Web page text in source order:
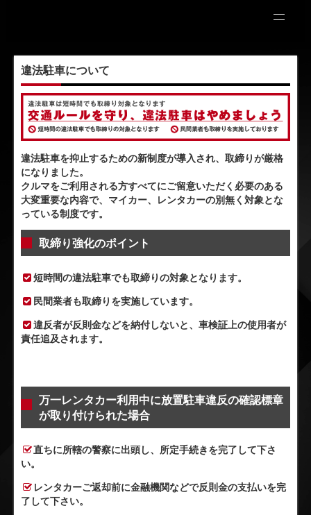
違法駐車について
違法駐車を抑止するための新制度が導入され、取締りが厳格
になりました。
クルマをご利用される方すべてにご留意いただく必要のある
大変重要な内容で、マイカー、レンタカーの別無く対象とな
っている制度です。
取締り強化のポイント
短時間の違法駐車でも取締りの対象となります。
民間業者も取締りを実施しています。
違反者が反則金などを納付しないと、車検証上の使用者が
責任追及されます。
万一レンタカー利用中に放置駐車違反の確認標章
が取り付けられた場合
直ちに所轄の警察に出頭し、所定手続きを完了して下さ
い。
レンタカーご返却前に金融機関などで反則金の支払いを完
了して下さい。